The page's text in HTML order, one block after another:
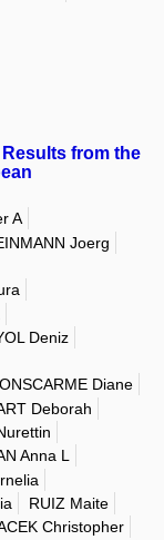
from the
A
Joerg
Deniz
Diane
Deborah
Anna L
RUIZ Maite
Christopher